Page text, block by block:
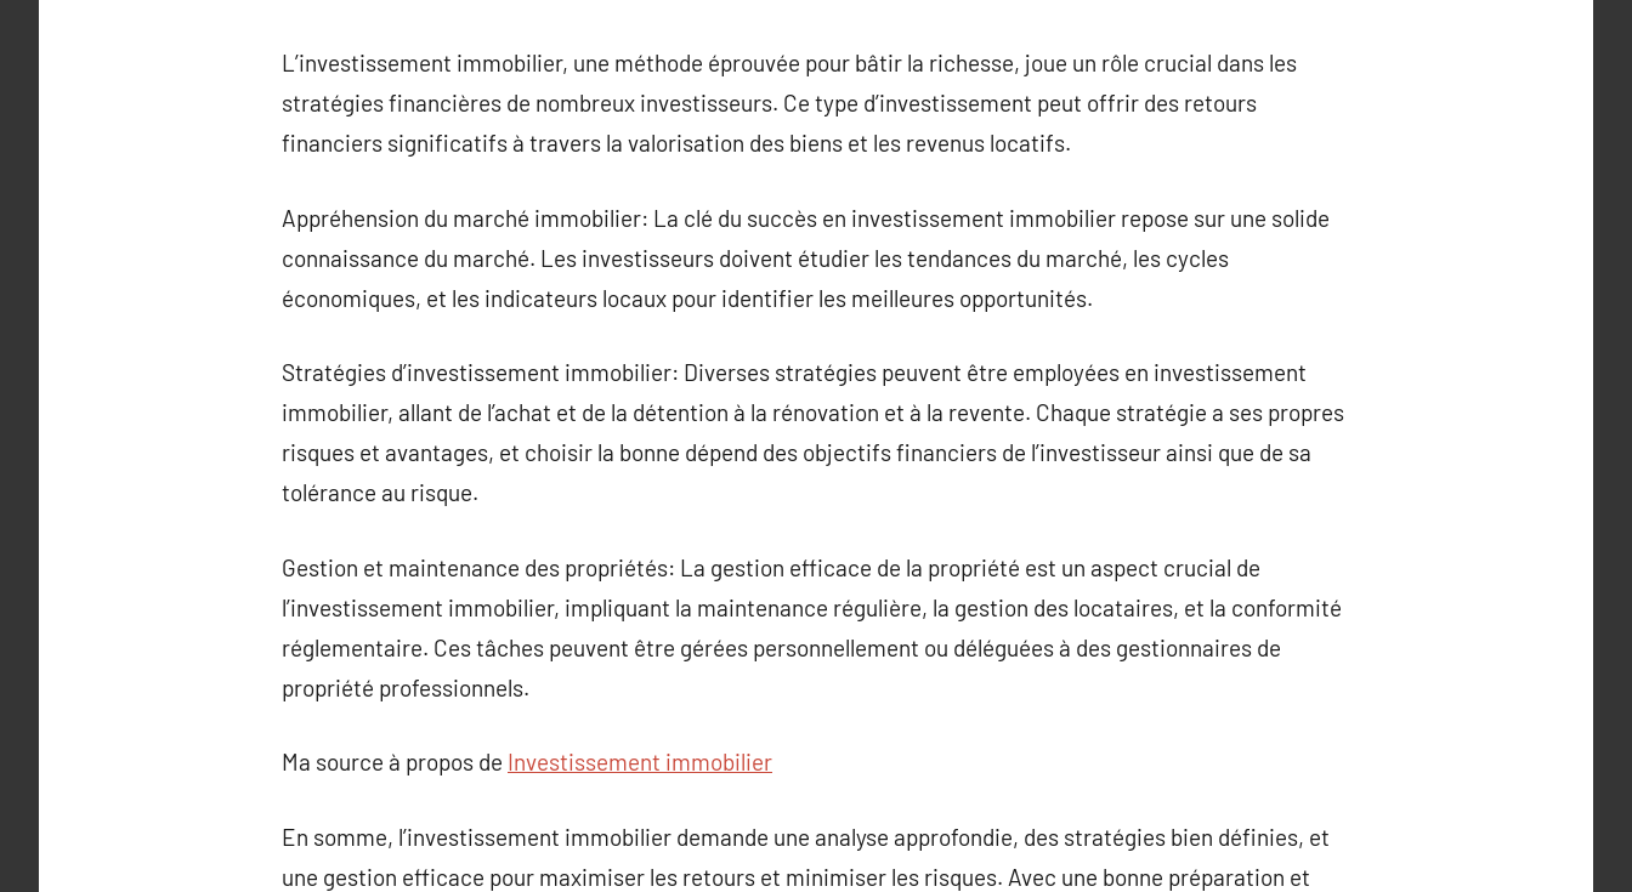
L’investissement immobilier, une méthode éprouvée pour bâtir la richesse, joue un rôle crucial dans les
stratégies financières de nombreux investisseurs. Ce type d’investissement peut offrir des retours
financiers significatifs à travers la valorisation des biens et les revenus locatifs.
Appréhension du marché immobilier: La clé du succès en investissement immobilier repose sur une solide
connaissance du marché. Les investisseurs doivent étudier les tendances du marché, les cycles
économiques, et les indicateurs locaux pour identifier les meilleures opportunités.
Stratégies d’investissement immobilier: Diverses stratégies peuvent être employées en investissement
immobilier, allant de l’achat et de la détention à la rénovation et à la revente. Chaque stratégie a ses propres
risques et avantages, et choisir la bonne dépend des objectifs financiers de l’investisseur ainsi que de sa
tolérance au risque.
Gestion et maintenance des propriétés: La gestion efficace de la propriété est un aspect crucial de
l’investissement immobilier, impliquant la maintenance régulière, la gestion des locataires, et la conformité
réglementaire. Ces tâches peuvent être gérées personnellement ou déléguées à des gestionnaires de
propriété professionnels.
Ma source à propos de Investissement immobilier
En somme, l’investissement immobilier demande une analyse approfondie, des stratégies bien définies, et
une gestion efficace pour maximiser les retours et minimiser les risques. Avec une bonne préparation et